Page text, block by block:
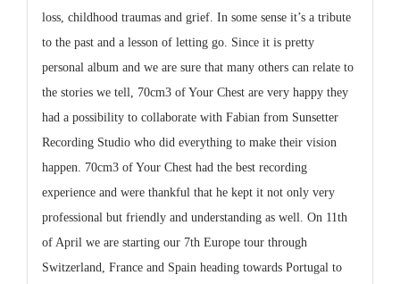
loss, childhood traumas and grief. In some sense it’s a tribute
to the past and a lesson of letting go. Since it is pretty
personal album and we are sure that many others can relate to
the stories we tell, 70cm3 of Your Chestare very happy they
had a possibility to collaborate with Fabian from Sunsetter
Recording Studio who did everything to make their vision
happen. 70cm3 of Your Chesthad the best recording
experience and were thankful that he kept it not only very
professional but friendly and understanding as well. On 11th
of April we are starting our 7th Europe tour through
Switzerland, France and Spain heading towards Portugal to